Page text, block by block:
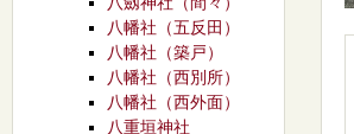
八幡社（五反田）
八幡社（築戸）
八幡社（西別所）
八幡社（西外面）
八重垣神社